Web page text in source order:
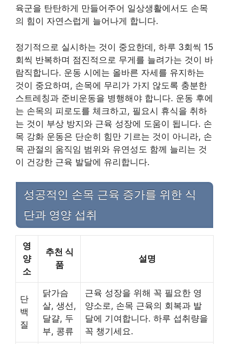
육군을 탄탄하게 만들어주어 일상생활에서도 손목
의 힘이 자연스럽게 늘어나게 합니다.
정기적으로 실시하는 것이 중요한데, 하루 3회씩 15
회씩 반복하며 점진적으로 무게를 늘려가는 것이 바
람직합니다. 운동 시에는 올바른 자세를 유지하는
것이 중요하며, 손목에 무리가 가지 않도록 충분한
스트레칭과 준비운동을 병행해야 합니다. 운동 후에
는 손목의 피로도를 체크하고, 필요시 휴식을 취하
는 것이 부상 방지와 근육 성장에 도움이 됩니다. 손
목 강화 운동은 단순히 힘만 기르는 것이 아니라, 손
목 관절의 움직임 범위와 유연성도 함께 늘리는 것
이 건강한 근육 발달에 유리합니다.
성공적인 손목 근육 증가를 위한 식
단과 영양 섭취
영
양
소
추천 식
품
설명
단
백
질
닭가슴
살, 생선,
달걀, 두
부, 콩류
근육 성장을 위해 꼭 필요한 영
양소로, 손목 근육의 회복과 발
달에 기여합니다. 하루 섭취량을
꼭 챙기세요.